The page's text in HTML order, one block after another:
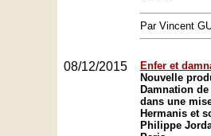
Par Vincent
08/12/2015
Enfer et
Nouvelle
Damnation
dans une
Hermanis et
Philippe